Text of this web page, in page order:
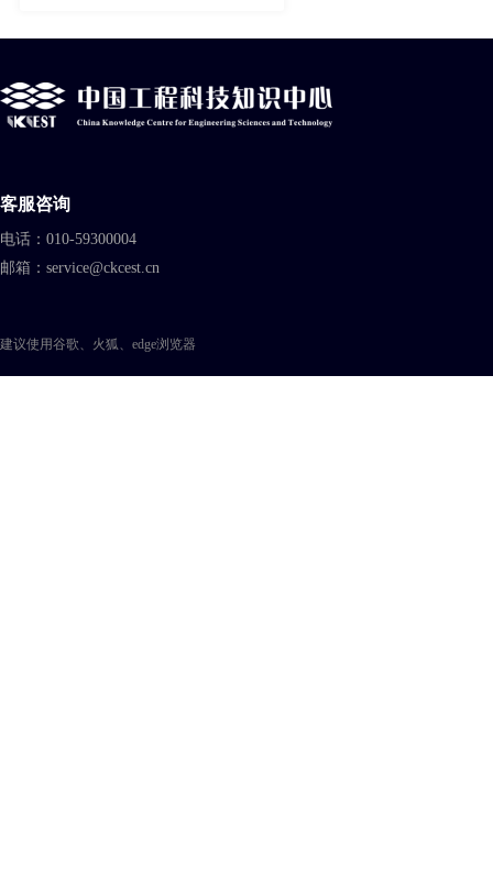
客服咨询
电话：010-59300004
邮箱：service@ckcest.cn
建议使用谷歌、火狐、edge浏览器